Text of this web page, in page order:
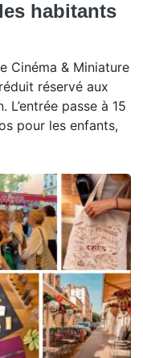
habitants
Cinéma & Miniature
réservé aux
passe à 15
pour les enfants,